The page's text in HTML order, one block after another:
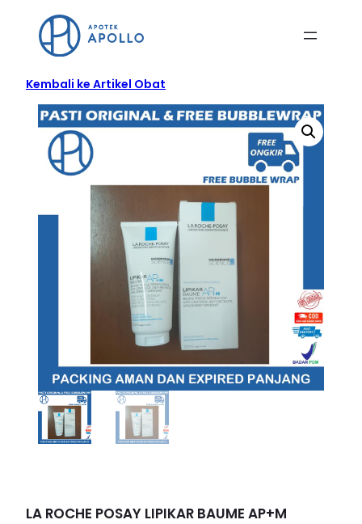
Kembali ke Artikel Obat
LA ROCHE POSAY LIPIKAR BAUME AP+M